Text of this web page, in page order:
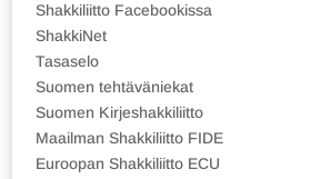
Shakkiliitto Facebookissa
ShakkiNet
Tasaselo
Suomen tehtäväniekat
Suomen Kirjeshakkiliitto
Maailman Shakkiliitto FIDE
Euroopan Shakkiliitto ECU